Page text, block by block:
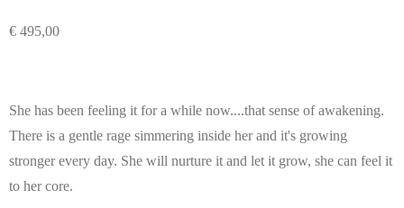
€ 495,00
She has been feeling it for a while now....that sense of awakening.
There is a gentle rage simmering inside her and it's growing
stronger every day. She will nurture it and let it grow, she can feel it
to her core.